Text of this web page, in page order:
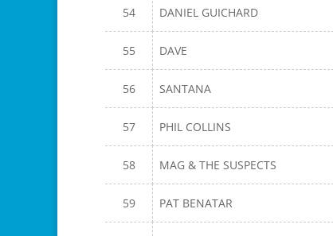
54 DANIEL GUICHARD
55 DAVE
56 SANTANA
57 PHIL COLLINS
58 MAG & THE SUSPECTS
59 PAT BENATAR